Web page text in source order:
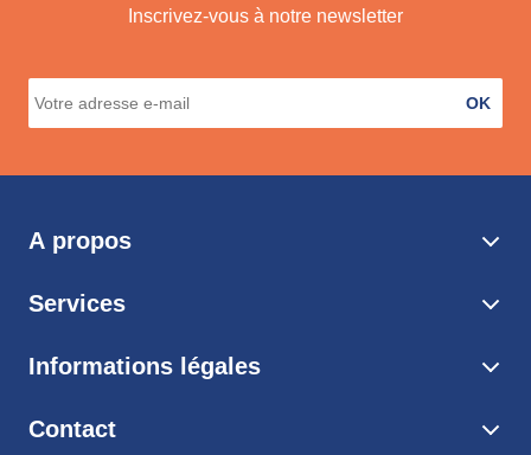
Inscrivez-vous à notre newsletter
OK
A propos
Services
Informations légales
Contact